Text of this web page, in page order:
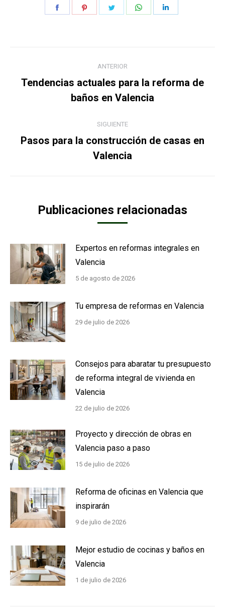
entre
publicaciones
ANTERIOR
Publicación
anterior:
Tendencias actuales para la reforma de
baños en Valencia
SIGUIENTE
Publicación
siguiente:
Pasos para la construcción de casas en
Valencia
Publicaciones relacionadas
Expertos en reformas integrales en
Valencia
5 de agosto de 2026
Tu empresa de reformas en Valencia
29 de julio de 2026
Consejos para abaratar tu presupuesto
de reforma integral de vivienda en
Valencia
22 de julio de 2026
Proyecto y dirección de obras en
Valencia paso a paso
15 de julio de 2026
Reforma de oficinas en Valencia que
inspirarán
9 de julio de 2026
Mejor estudio de cocinas y baños en
Valencia
1 de julio de 2026